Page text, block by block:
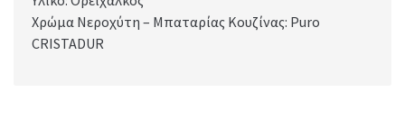
Χρώμα Νεροχύτη – Μπαταρίας Κουζίνας: Puro
CRISTADUR